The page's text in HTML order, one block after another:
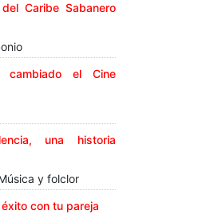
Caribe Sabanero
el Cine
una historia
y folclor
con tu pareja